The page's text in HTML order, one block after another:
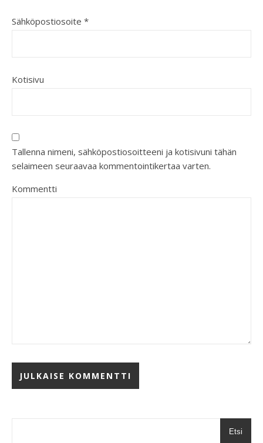
Sähköpostiosoite *
Kotisivu
Tallenna nimeni, sähköpostiosoitteeni ja kotisivuni tähän
selaimeen seuraavaa kommentointikertaa varten.
Kommentti
Etsi